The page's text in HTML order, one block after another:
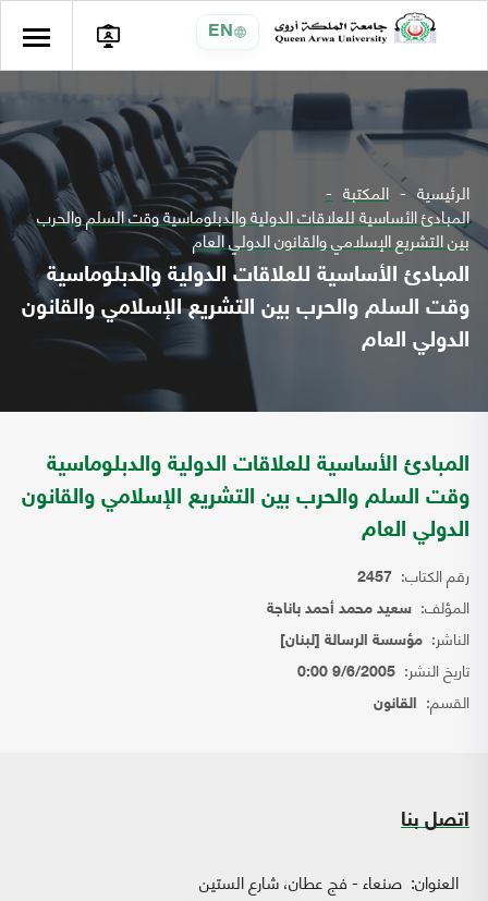
EN
الرئيسية المكتبة
المبادئ الأساسية للعلاقات الدولية والدبلوماسية وقت السلم والحرب
بين التشريع الإسلامي والقانون الدولي العام
المبادئ الأساسية للعلاقات الدولية والدبلوماسية
وقت السلم والحرب بين التشريع الإسلامي والقانون
الدولي العام
المبادئ الأساسية للعلاقات الدولية والدبلوماسية
وقت السلم والحرب بين التشريع الإسلامي والقانون
الدولي العام
رقم الكتاب: 2457
المؤلف: سعيد محمد أحمد باناجة
الناشر: مؤسسة الرسالة [لبنان]
تاريخ النشر: 9/6/2005 0:00
القسم: القانون
اتصل بنا
العنوان: صنعاء - فج عطان، شارع الستين